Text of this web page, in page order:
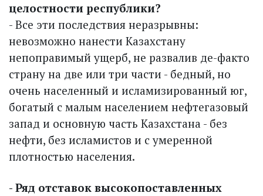
целостности республики?
- Все эти последствия неразрывны:
невозможно нанести Казахстану
непоправимый ущерб, не развалив де-факто
страну на две или три части - бедный, но
очень населенный и исламизированный юг,
богатый с малым населением нефтегазовый
запад и основную часть Казахстана - без
нефти, без исламистов и с умеренной
плотностью населения.
- Ряд отставок высокопоставленных